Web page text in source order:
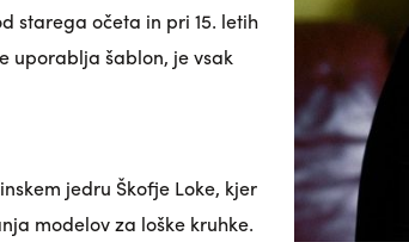
starega očeta in pri 15. letih
uporablja šablon, je vsak
jedru Škofje Loke, kjer
modelov za loške kruhke.